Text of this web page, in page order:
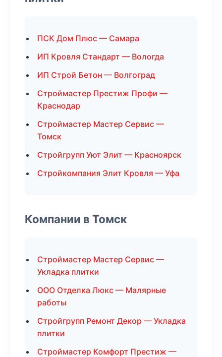
ПСК Дом Плюс — Самара
ИП Кровля Стандарт — Вологда
ИП Строй Бетон — Волгоград
Строймастер Престиж Профи —
Краснодар
Строймастер Мастер Сервис —
Томск
Стройгрупп Уют Элит — Красноярск
Стройкомпания Элит Кровля — Уфа
Компании в Томск
Строймастер Мастер Сервис —
Укладка плитки
ООО Отделка Люкс — Малярные
работы
Стройгрупп Ремонт Декор — Укладка
плитки
Строймастер Комфорт Престиж —